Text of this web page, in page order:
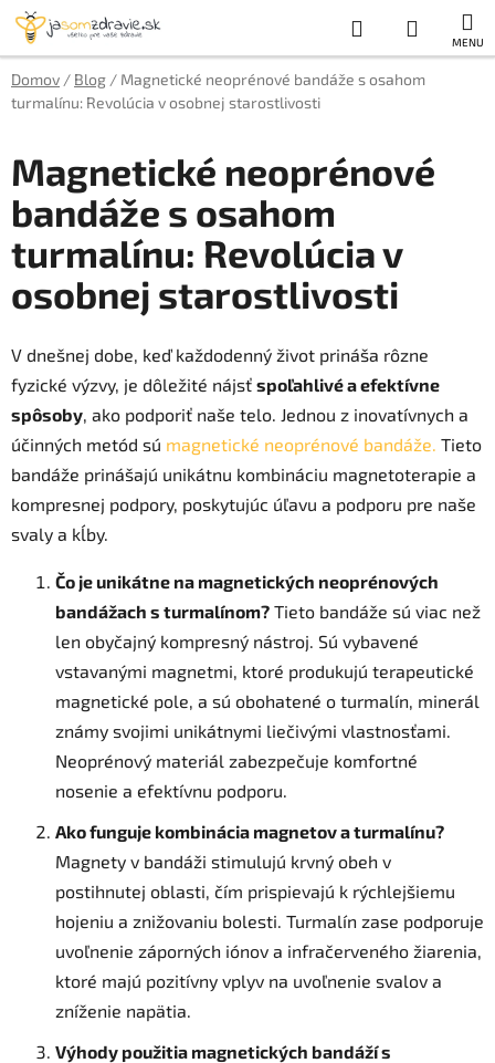
Prejsť
obsah
Hľadať
KOŠÍK
Domov / Blog / Magnetické neoprénové bandáže s osahom
turmalínu: Revolúcia v osobnej starostlivosti
Magnetické neoprénové
bandáže s osahom
turmalínu: Revolúcia v
osobnej starostlivosti
V dnešnej dobe, keď každodenný život prináša rôzne
fyzické výzvy, je dôležité nájsť spoľahlivé a efektívne
spôsoby , ako podporiť naše telo. Jednou z inovatívnych a
účinných metód sú magnetické neoprénové bandáže. Tieto
bandáže prinášajú unikátnu kombináciu magnetoterapie a
kompresnej podpory, poskytujúc úľavu a podporu pre naše
svaly a kĺby.
Čo je unikátne na magnetických neoprénových
bandážach s turmalínom? Tieto bandáže sú viac než
len obyčajný kompresný nástroj. Sú vybavené
vstavanými magnetmi, ktoré produkujú terapeutické
magnetické pole, a sú obohatené o turmalín, minerál
známy svojimi unikátnymi liečivými vlastnosťami.
Neoprénový materiál zabezpečuje komfortné
nosenie a efektívnu podporu.
Ako funguje kombinácia magnetov a turmalínu?
Magnety v bandáži stimulujú krvný obeh v
postihnutej oblasti, čím prispievajú k rýchlejšiemu
hojeniu a znižovaniu bolesti. Turmalín zase podporuje
uvoľnenie záporných iónov a infračerveného žiarenia,
ktoré majú pozitívny vplyv na uvoľnenie svalov a
zníženie napätia.
Výhody použitia magnetických bandáží s